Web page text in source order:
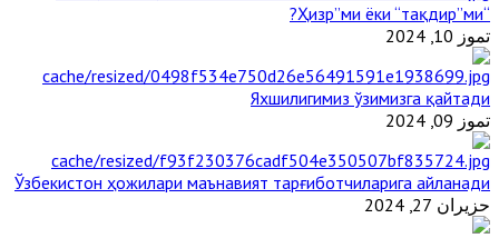
“Ҳизр”ми ёки “тақдир”ми?
تموز 10, 2024
Яхшилигимиз ўзимизга қайтади
تموز 09, 2024
Ўзбекистон ҳожилари маънавият тарғиботчиларига айланади
حزيران 27, 2024